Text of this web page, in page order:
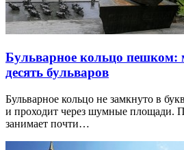
Бульварное кольцо пешком:
десять бульваров
Бульварное кольцо не замкнуто в
и проходит через шумные площади.
занимает почти…